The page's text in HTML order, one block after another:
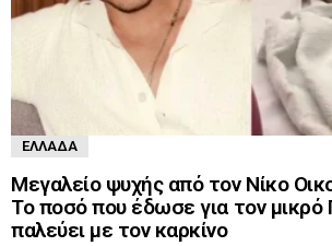
ΕΛΛΆΔΑ
Μεγαλείο ψυχής από τον Νίκο
Το ποσό που έδωσε για τον μικρό
παλεύει με τον καρκίνο